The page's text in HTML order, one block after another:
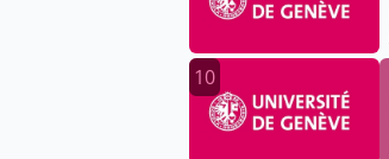
10